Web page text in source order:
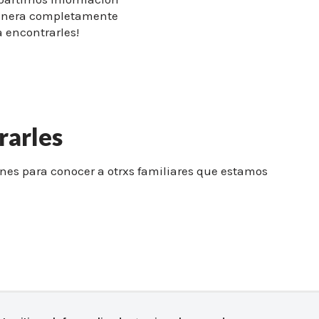
completamente
encontrarles!
para conocer a otrxs familiares que estamos